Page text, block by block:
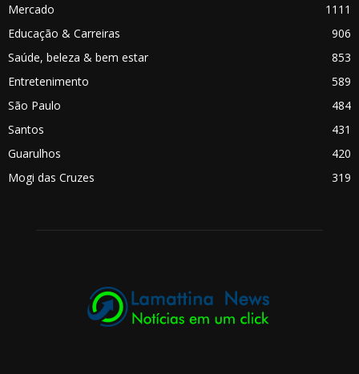
Mercado
1111
Educação & Carreiras
906
Saúde, beleza & bem estar
853
Entretenimento
589
São Paulo
484
Santos
431
Guarulhos
420
Mogi das Cruzes
319